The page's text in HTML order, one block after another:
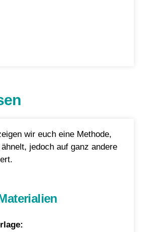
wir euch eine Methode,
jedoch auf ganz andere